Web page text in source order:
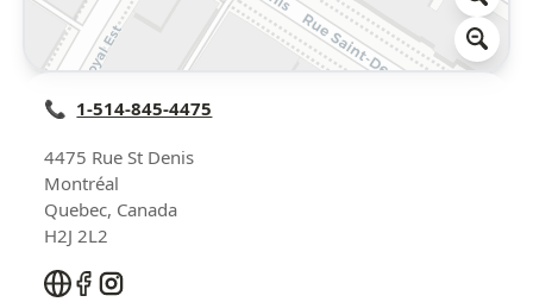
📞 1-514-845-4475
4475 Rue St Denis
Montréal
Quebec, Canada
H2J 2L2